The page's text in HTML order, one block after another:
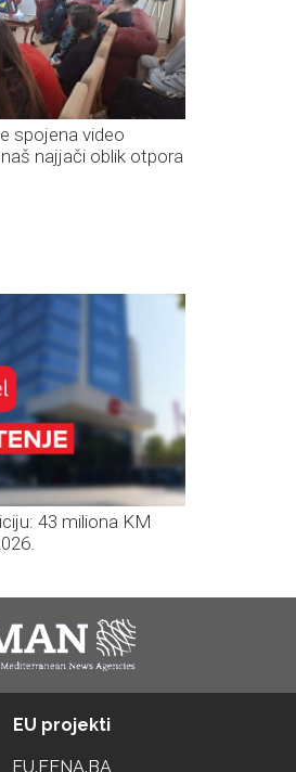
spojena video
najjači oblik otpora
43 miliona KM
EU projekti
EU.FENA.BA